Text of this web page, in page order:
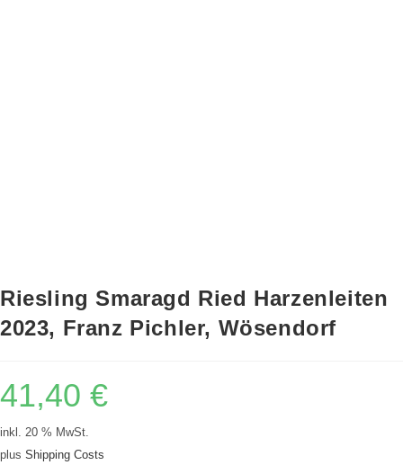
Riesling Smaragd Ried Harzenleiten
2023, Franz Pichler, Wösendorf
41,40 €
inkl. 20 % MwSt.
plus Shipping Costs